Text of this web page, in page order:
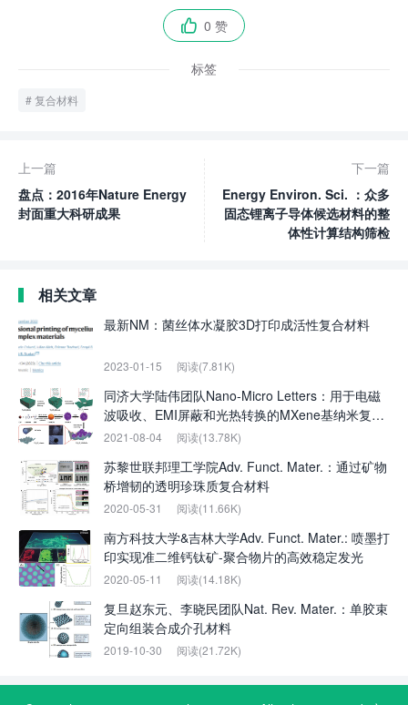
 0 赞
标签
复合材料
上一篇
盘点：2016年Nature Energy
封面重大科研成果
下一篇
Energy Environ. Sci. ：众多
固态锂离子导体候选材料的整
体性计算结构筛检
相关文章
最新NM：菌丝体水凝胶3D打印成活性复合材料
2023-01-15 阅读(7.81K)
同济大学陆伟团队Nano-Micro Letters：用于电磁
波吸收、EMI屏蔽和光热转换的MXene基纳米复合
材料的柔性和防水2D/1D/0D结构
2021-08-04 阅读(13.78K)
苏黎世联邦理工学院Adv. Funct. Mater.：通过矿物
桥增韧的透明珍珠质复合材料
2020-05-31 阅读(11.66K)
南方科技大学&吉林大学Adv. Funct. Mater.: 喷墨打
印实现准二维钙钛矿-聚合物片的高效稳定发光
2020-05-11 阅读(14.18K)
复旦赵东元、李晓民团队Nat. Rev. Mater.：单胶束
定向组装合成介孔材料
2019-10-30 阅读(21.72K)